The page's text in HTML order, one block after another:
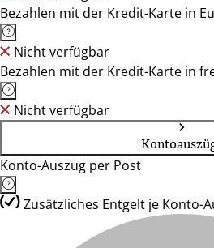
Bezahlen mit der Kredit-Karte in
Nicht verfügbar
Bezahlen mit der Kredit-Karte in
Nicht verfügbar
Konto-Auszug per Post
Zusätzliches Entgelt je Konto-